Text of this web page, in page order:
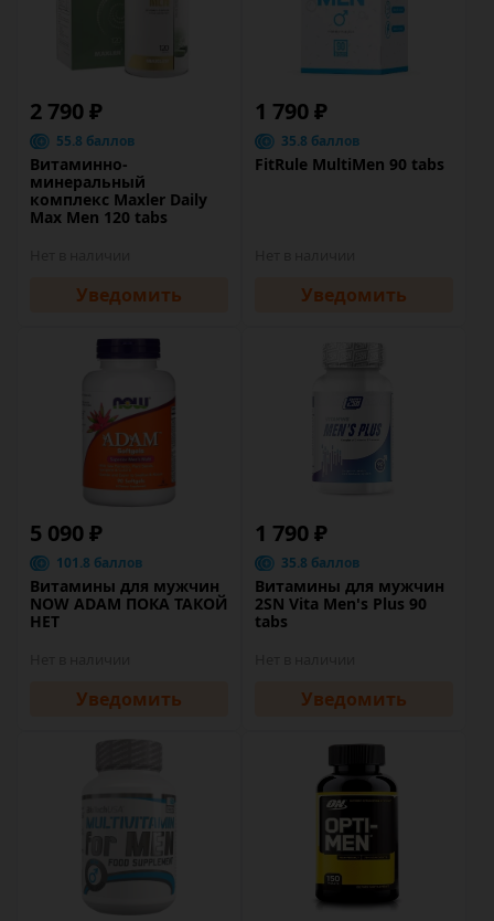
2 790 ₽
55.8 баллов
Витаминно-
минеральный
комплекс Maxler Daily
Max Men 120 tabs
Уведомить
1 790 ₽
35.8 баллов
FitRule MultiMen 90 tabs
Уведомить
5 090 ₽
101.8 баллов
Витамины для мужчин
NOW ADAM ПОКА ТАКОЙ
НЕТ
Уведомить
1 790 ₽
35.8 баллов
Витамины для мужчин
2SN Vita Men's Plus 90
tabs
Уведомить